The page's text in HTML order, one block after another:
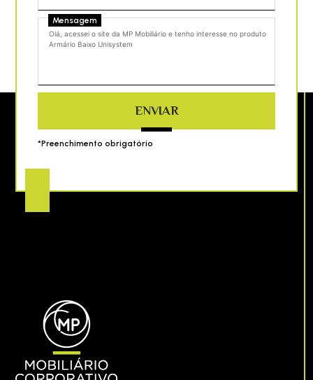
Mensagem
ENVIAR
*Preenchimento obrigatório